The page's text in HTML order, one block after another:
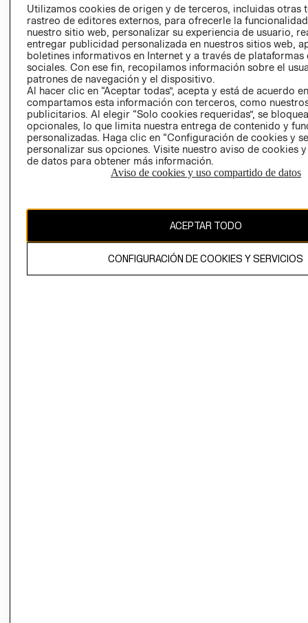
RELACIÓN CON
INVERSIONISTAS
POLÍTICA
EMPRESARIAL
- RETIRO EN
TIENDA
TÉRMINOS Y
CONDICIONES
AVISO DE
PRIVACIDAD
GIFT CARD
AVISO DE
COOKIES
CAMBIAR REGIÓN
Utilizamos cookies de origen y de terceros, incluidas otras
rastreo de editores externos, para ofrecerle la
nuestro sitio web, personalizar su experiencia de usuario,
entregar publicidad personalizada en nuestros sitios web,
boletines informativos en Internet y a través de plataformas
sociales. Con ese fin, recopilamos información sobre el
patrones de navegación y el dispositivo.
Al hacer clic en “Aceptar todas”, acepta y está de acuerdo
compartamos esta información con terceros, como
publicitarios. Al elegir “Solo cookies requeridas”, se
opcionales, lo que limita nuestra entrega de contenido y
personalizadas. Haga clic en “Configuración de cookies y
personalizar sus opciones. Visite nuestro aviso de cookies
de datos para obtener más información.
Aviso de cookies y uso compartido de datos
ACEPTAR TODO
CONFIGURACIÓN DE COOKIES Y SERVICIOS